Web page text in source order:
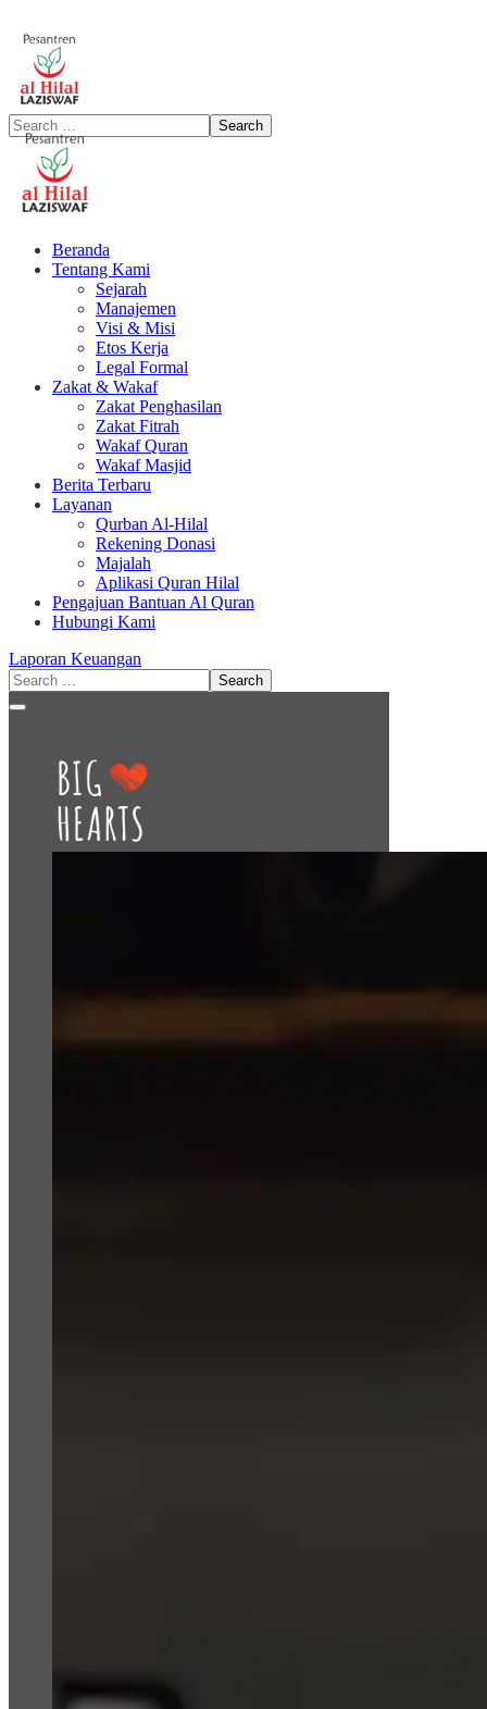
Beranda
Tentang Kami
Sejarah
Manajemen
Visi & Misi
Etos Kerja
Legal Formal
Zakat & Wakaf
Zakat Penghasilan
Zakat Fitrah
Wakaf Quran
Wakaf Masjid
Berita Terbaru
Layanan
Qurban Al-Hilal
Rekening Donasi
Majalah
Aplikasi Quran Hilal
Pengajuan Bantuan Al Quran
Hubungi Kami
Laporan Keuangan